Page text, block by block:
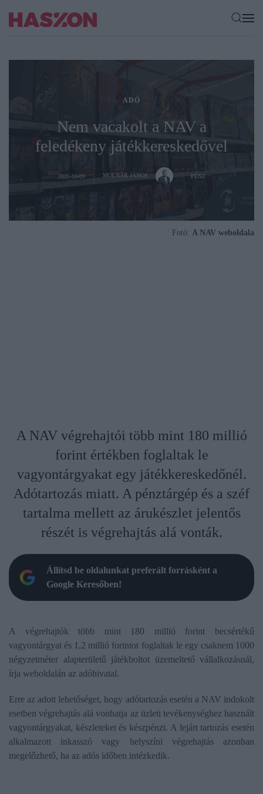
ADÓ
Nem vacakolt a NAV a
feledékeny játékkereskedővel
2026-06-09 MOLNÁR JÁNOS PÉNZ
Fotó: A NAV weboldala
A NAV végrehajtói több mint 180 millió
forint értékben foglaltak le
vagyontárgyakat egy játékkereskedőnél.
Adótartozás miatt. A pénztárgép és a széf
tartalma mellett az árukészlet jelentős
részét is végrehajtás alá vonták.
Állítsd be oldalunkat preferált forrásként a
Google Keresőben!
A végrehajtók több mint 180 millió forint becsértékű
vagyontárgyat és 1,2 millió forintot foglaltak le egy csaknem 1000
négyzetméter alapterületű játékboltot üzemeltető vállalkozásnál,
írja weboldalán az adóhivatal.
Erre az adott lehetőséget, hogy adótartozás esetén a NAV indokolt
esetben végrehajtás alá vonhatja az üzleti tevékenységhez használt
vagyontárgyakat, készleteket és készpénzt. A lejárt tartozás esetén
alkalmazott inkasszó vagy helyszíni végrehajtás azonban
megelőzhető, ha az adós időben intézkedik.